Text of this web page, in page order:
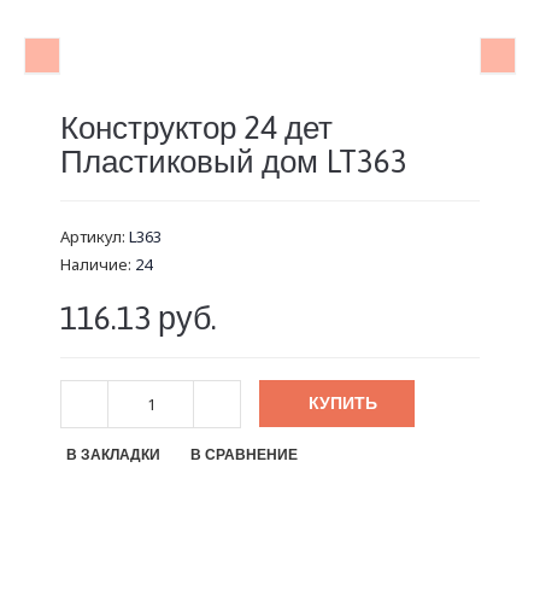
Конструктор 24 дет
Пластиковый дом LT363
Артикул: L363
Наличие: 24
116.13 руб.
КУПИТЬ
В ЗАКЛАДКИ В СРАВНЕНИЕ